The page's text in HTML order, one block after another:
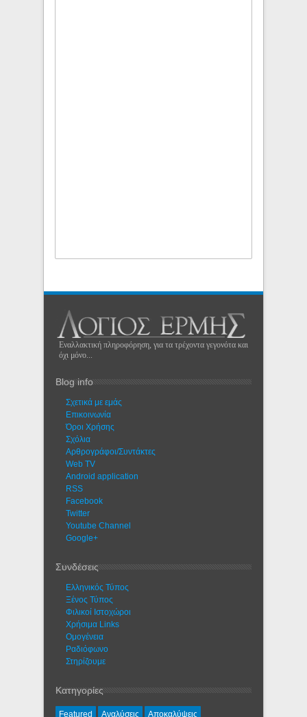
Εναλλακτική πληροφόρηση, για τα τρέχοντα γεγονότα και
όχι μόνο...
Blog info
Σχετικά με εμάς
Eπικοινωνία
Όροι Χρήσης
Σχόλια
Αρθρογράφοι/Συντάκτες
Web TV
Android application
RSS
Facebook
Twitter
Youtube Channel
Google+
Συνδέσεις
Ελληνικός Τύπος
Ξένος Τύπος
Φιλικοί Ιστοχώροι
Χρήσιμα Links
Ομογένεια
Ραδιόφωνο
Στηρίζουμε
Κατηγορίες
Featured Αναλύσεις Αποκαλύψεις